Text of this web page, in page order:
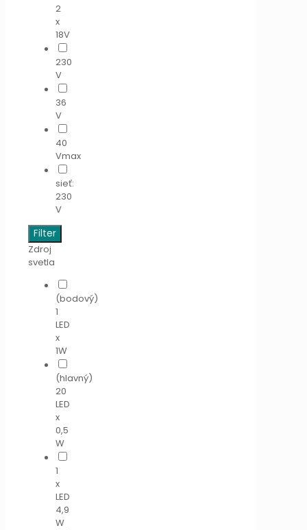
2
x
18V
230
V
36
V
40
Vmax
sieť:
230
V
Filter
Zdroj
svetla
(bodový)
1
LED
x
1W
(hlavný)
20
LED
x
0,5
W
1
x
LED
4,9
W